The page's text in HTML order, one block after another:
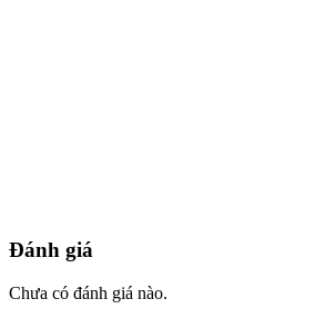
Đánh giá
Chưa có đánh giá nào.